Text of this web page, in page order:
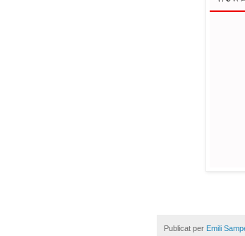
Publicat per Emili